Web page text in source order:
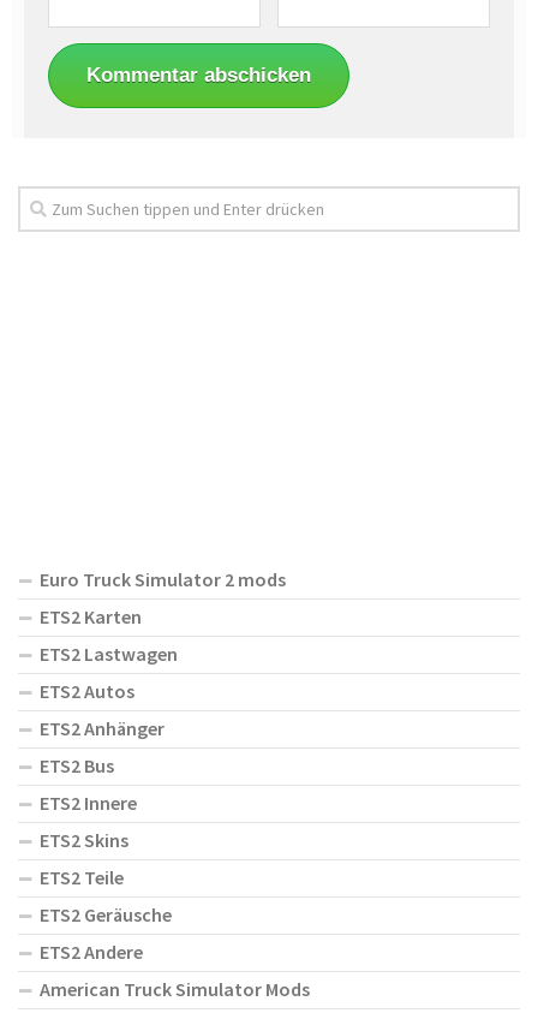
Euro Truck Simulator 2 mods
ETS2 Karten
ETS2 Lastwagen
ETS2 Autos
ETS2 Anhänger
ETS2 Bus
ETS2 Innere
ETS2 Skins
ETS2 Teile
ETS2 Geräusche
ETS2 Andere
American Truck Simulator Mods